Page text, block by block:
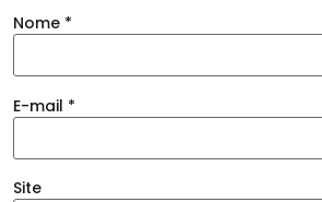
Nome *
E-mail *
Site